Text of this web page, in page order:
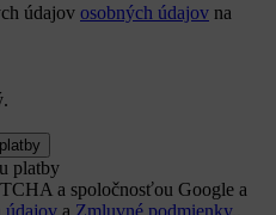
údajov osobných údajov na
platby
a spoločnosťou Google a
údajov a Zmluvné podmienky..